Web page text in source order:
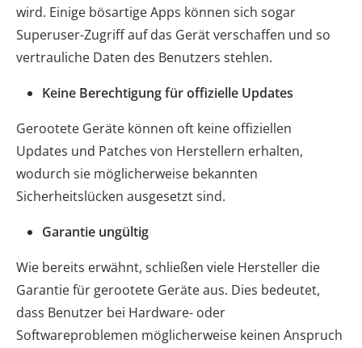
wird. Einige bösartige Apps können sich sogar
Superuser-Zugriff auf das Gerät verschaffen und so
vertrauliche Daten des Benutzers stehlen.
Keine Berechtigung für offizielle Updates
Gerootete Geräte können oft keine offiziellen
Updates und Patches von Herstellern erhalten,
wodurch sie möglicherweise bekannten
Sicherheitslücken ausgesetzt sind.
Garantie ungültig
Wie bereits erwähnt, schließen viele Hersteller die
Garantie für gerootete Geräte aus. Dies bedeutet,
dass Benutzer bei Hardware- oder
Softwareproblemen möglicherweise keinen Anspruch